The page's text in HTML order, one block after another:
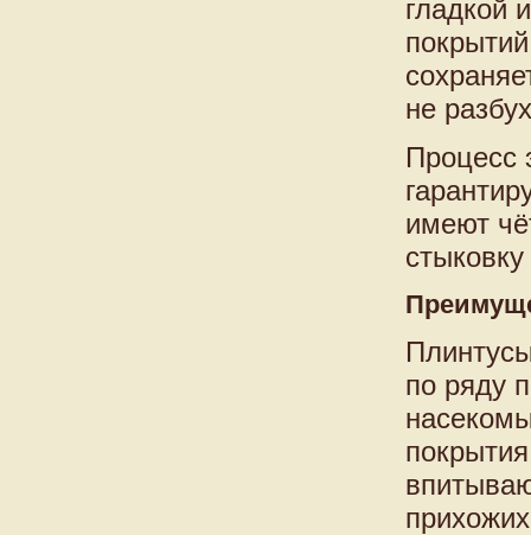
гладкой
не
Процесс
имеют
по ряду